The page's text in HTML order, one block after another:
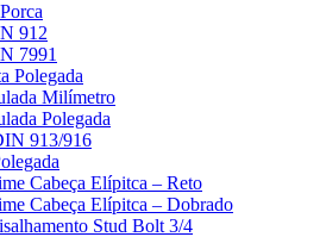
912
7991
Polegada
Milímetro
Polegada
913/916
Cabeça Elípitca – Reto
Cabeça Elípitca – Dobrado
Stud Bolt 3/4